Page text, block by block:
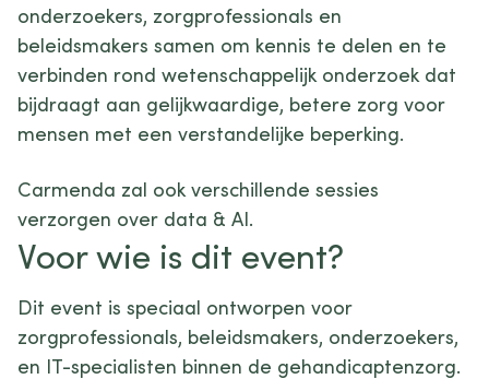
onderzoekers, zorgprofessionals en
beleidsmakers samen om kennis te delen en te
verbinden rond wetenschappelijk onderzoek dat
bijdraagt aan gelijkwaardige, betere zorg voor
mensen met een verstandelijke beperking.
Carmenda zal ook verschillende sessies
verzorgen over data & AI.
Voor wie is dit event?
Dit event is speciaal ontworpen voor
zorgprofessionals, beleidsmakers, onderzoekers,
en IT-specialisten binnen de gehandicaptenzorg.